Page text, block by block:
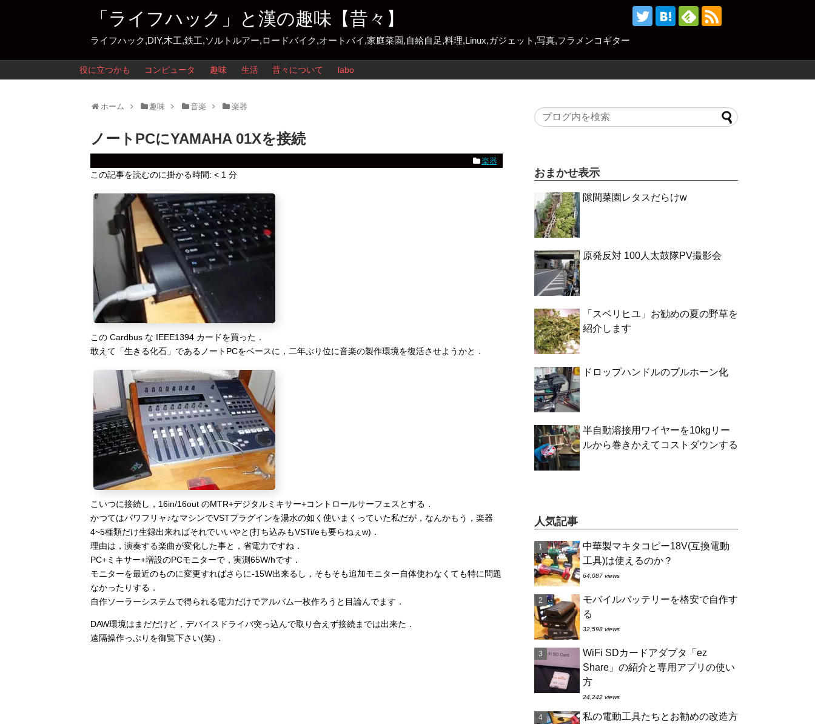
「ライフハック」と漢の趣味【昔々】
ライフハック,DIY,木工,鉄工,ソルトルアー,ロードバイク,オートバイ,家庭菜園,自給自足,料理,Linux,ガジェット,写真,フラメンコギター
役に立つかも コンピュータ 趣味 生活 昔々について labo
ホーム 趣味 音楽 楽器
ノートPCにYAMAHA 01Xを接続
楽器
この記事を読むのに掛かる時間: < 1 分
この Cardbus な IEEE1394 カードを買った．
敢えて「生きる化石」であるノートPCをベースに，二年ぶり位に音楽の製作環境を復活させようかと．
こいつに接続し，16in/16out のMTR+デジタルミキサー+コントロールサーフェスとする．
かつてはパワフリャ♪なマシンでVSTプラグインを湯水の如く使いまくっていた私だが，なんかもう，楽器
4~5種類だけ生録出来ればそれでいいやと(打ち込みもVSTi/eも要らねぇw)．
理由は，演奏する楽曲が変化した事と，省電力ですね．
PC+ミキサー+増設のPCモニターで，実測65W/hです．
モニターを最近のものに変更すればさらに-15W出来るし，そもそも追加モニター自体使わなくても特に問題
なかったりする．
自作ソーラーシステムで得られる電力だけでアルバム一枚作ろうと目論んでます．
DAW環境はまだだけど，デバイスドライバ突っ込んで取り合えず接続までは出来た．
遠隔操作っぷりを御覧下さい(笑)．
おまかせ表示
隙間菜園レタスだらけw
原発反対 100人太鼓隊PV撮影会
「スベリヒユ」お勧めの夏の野草を
紹介します
ドロップハンドルのブルホーン化
半自動溶接用ワイヤーを10kgリー
ルから巻きかえてコストダウンする
人気記事
中華製マキタコピー18V(互換電動
工具)は使えるのか？
64,087 views
モバイルバッテリーを格安で自作す
る
32,598 views
WiFi SDカードアダプタ「ez
Share」の紹介と専用アプリの使い
方
24,242 views
私の電動工具たちとお勧めの改造方